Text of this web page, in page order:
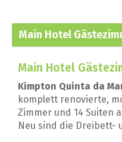
Main Hotel
Main Hotel
Kimpton Quinta da
komplett renovierte,
Zimmer und 14 Suiten
Neu sind die Dreibett-